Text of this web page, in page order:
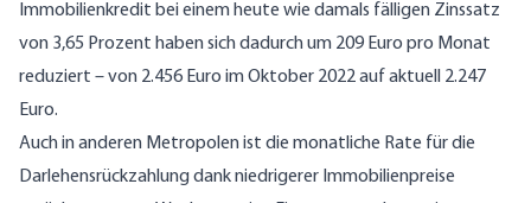
Immobilienkredit bei einem heute wie damals fälligen Zinssatz
von 3,65 Prozent haben sich dadurch um 209 Euro pro Monat
reduziert – von 2.456 Euro im Oktober 2022 auf aktuell 2.247
Euro.
Auch in anderen Metropolen ist die monatliche Rate für die
Darlehensrückzahlung dank niedrigerer Immobilienpreise